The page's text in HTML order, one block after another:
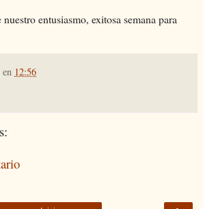
entusiasmo, exitosa semana para
en 12:56